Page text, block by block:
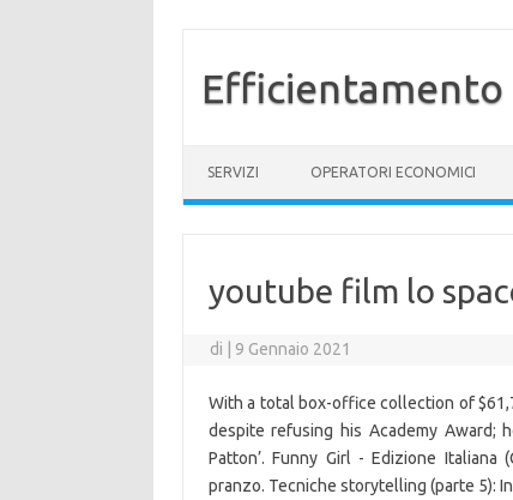
Efficientamento
SERVIZI OPERATORI ECONOMICI
youtube film lo
di 9 Gennaio 2021
With a total box-office collection of
despite refusing his Academy Award;
Patton’. Funny Girl - Edizione Italiana
pranzo. Tecniche storytelling (parte 5):